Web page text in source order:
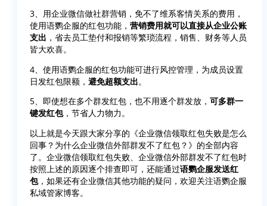
3、用企业微信做社群营销，免不了维系客情关系的费用，
使用语鹦企服的红包功能， 营销费用就可以直接从企业公账
支出 ，省去员工垫付和报销等繁琐流程，销售、财务等人员
皆大欢喜。
4、使用语鹦企服的红包功能可进行风控管理，为成员设置
日发红包限额， 避免超额支出。
5、即使想在多个群发红包，也不用逐个群发放， 可多群一
键发红包，节省人力物力。
以上就是今天跟大家分享的《企业微信领取红包失败是怎么
回事？为什么企业微信外部群发不了红包？》的全部内容
了。企业微信领取红包失败、企业微信外部群发不了红包时
按照上述的原因逐个排查即可，还能通过语鹦企服发送红
包，如果还有企业微信其他功能的疑问，欢迎关注语鹦企服
私域管家博客。